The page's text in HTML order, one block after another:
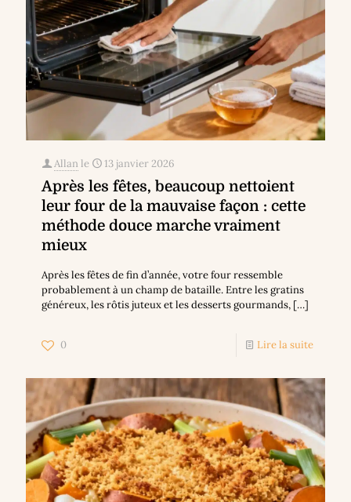
Allan le 13 janvier 2026
Après les fêtes, beaucoup nettoient
leur four de la mauvaise façon : cette
méthode douce marche vraiment
mieux
Après les fêtes de fin d’année, votre four ressemble
probablement à un champ de bataille. Entre les gratins
généreux, les rôtis juteux et les desserts gourmands, […]
0 Lire la suite